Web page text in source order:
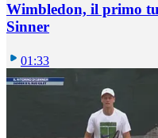
Wimbledon, il primo
Sinner
01:33